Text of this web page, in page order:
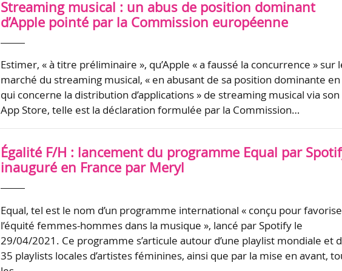
Streaming musical : un abus de position dominant
d’Apple pointé par la Commission européenne
Estimer, « à titre préliminaire », qu’Apple « a faussé la concurrence » sur
marché du streaming musical, « en abusant de sa position dominante
qui concerne la distribution d’applications » de streaming musical via son
App Store, telle est la déclaration formulée par la Commission…
Égalité F/H : lancement du programme Equal par
inauguré en France par Meryl
Equal, tel est le nom d’un programme international « conçu pour
l’équité femmes-hommes dans la musique », lancé par Spotify le
29/04/2021. Ce programme s’articule autour d’une playlist mondiale et
35 playlists locales d’artistes féminines, ainsi que par la mise en avant,